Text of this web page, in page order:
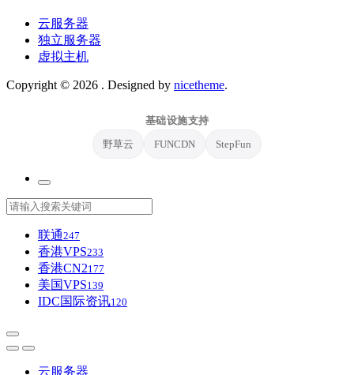
云服务器
独立服务器
虚拟主机
Copyright © 2026 . Designed by nicetheme.
基础设施支持
野草云
FUNCDN StepFun
联通247
香港VPS233
香港CN2177
美国VPS139
IDC国际资讯120
云服务器